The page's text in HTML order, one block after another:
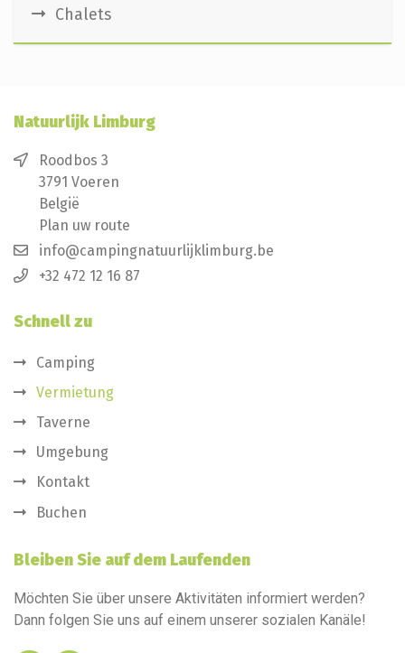
Chalets
Natuurlijk Limburg
Roodbos 3
3791 Voeren
België
Plan uw route
info@campingnatuurlijklimburg.be
+32 472 12 16 87
Schnell zu
Camping
Vermietung
Taverne
Umgebung
Kontakt
Buchen
Bleiben Sie auf dem Laufenden
Möchten Sie über unsere Aktivitäten informiert werden?
Dann folgen Sie uns auf einem unserer sozialen Kanäle!